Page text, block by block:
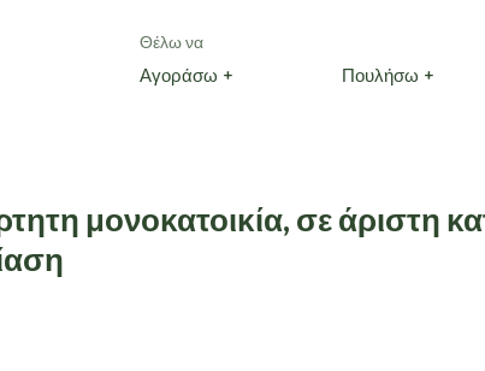
Θέλω να
Αγοράσω + Πουλήσω +
μονοκατοικία, σε άριστη